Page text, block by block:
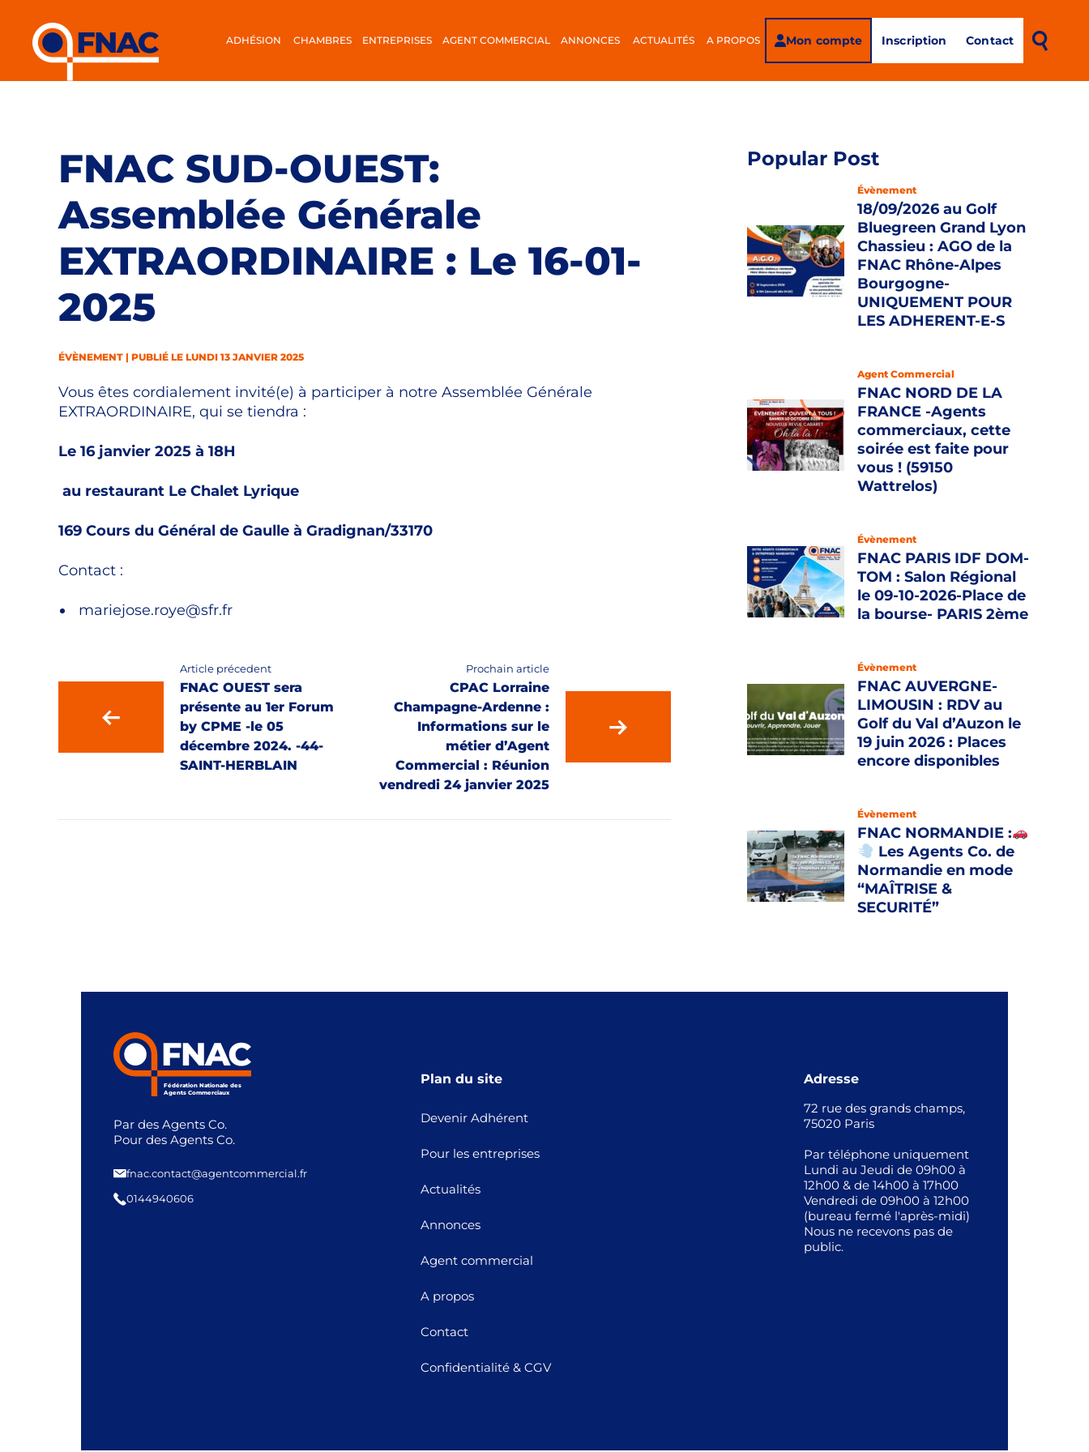
ADHÉSION CHAMBRES ENTREPRISES AGENT COMMERCIAL ANNONCES ACTUALITÉS A PROPOS Mon compte Inscription Contact
FNAC SUD-OUEST:
Assemblée Générale
EXTRAORDINAIRE : Le 16-01-
2025
ÉVÈNEMENT | PUBLIÉ LE LUNDI 13 JANVIER 2025
Vous êtes cordialement invité(e) à participer à notre Assemblée Générale
EXTRAORDINAIRE, qui se tiendra :
Le 16 janvier 2025 à 18H
au restaurant Le Chalet Lyrique
169 Cours du Général de Gaulle à Gradignan/33170
Contact :
mariejose.roye@sfr.fr
Article précedent
FNAC OUEST sera
présente au 1er Forum
by CPME -le 05
décembre 2024. -44-
SAINT-HERBLAIN
Prochain article
CPAC Lorraine
Champagne-Ardenne :
Informations sur le
métier d’Agent
Commercial : Réunion
vendredi 24 janvier 2025
Popular Post
Évènement
18/09/2026 au Golf
Bluegreen Grand Lyon
Chassieu : AGO de la
FNAC Rhône-Alpes
Bourgogne-
UNIQUEMENT POUR
LES ADHERENT-E-S
Agent Commercial
FNAC NORD DE LA
FRANCE -Agents
commerciaux, cette
soirée est faite pour
vous ! (59150
Wattrelos)
Évènement
FNAC PARIS IDF DOM-
TOM : Salon Régional
le 09-10-2026-Place de
la bourse- PARIS 2ème
Évènement
FNAC AUVERGNE-
LIMOUSIN : RDV au
Golf du Val d’Auzon le
19 juin 2026 : Places
encore disponibles
Évènement
FNAC NORMANDIE :
Les Agents Co. de
Normandie en mode
“MAÎTRISE &
SECURITÉ”
Fédération Nationale des
Agents Commerciaux
Par des Agents Co.
Pour des Agents Co.
fnac.contact@agentcommercial.fr
0144940606
Plan du site
Devenir Adhérent
Pour les entreprises
Actualités
Annonces
Agent commercial
A propos
Contact
Confidentialité & CGV
Adresse
72 rue des grands champs,
75020 Paris
Par téléphone uniquement
Lundi au Jeudi de 09h00 à
12h00 & de 14h00 à 17h00
Vendredi de 09h00 à 12h00
(bureau fermé l'après-midi)
Nous ne recevons pas de
public.